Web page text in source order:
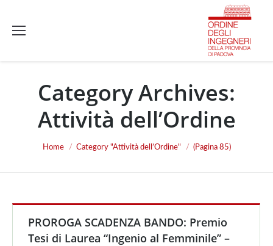
Category Archives:
Attività dell’Ordine
You are here:
Home Category "Attività dell’Ordine" (Pagina 85)
PROROGA SCADENZA BANDO: Premio
Tesi di Laurea “Ingenio al Femminile” –